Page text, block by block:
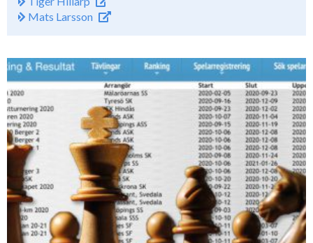
Mats Larsson